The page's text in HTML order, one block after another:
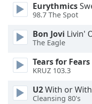
Caption
Background
Eurythmics
98.7 The Spot
Bon Jovi Livin'
The Eagle
Tears for Fears
KRUZ 103.3
U2With or
Cleansing 80's